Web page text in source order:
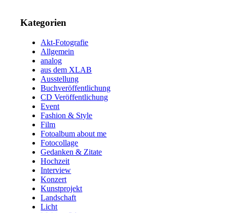
Kategorien
Akt-Fotografie
Allgemein
analog
aus dem XLAB
Ausstellung
Buchveröffentlichung
CD Veröffentlichung
Event
Fashion & Style
Film
Fotoalbum about me
Fotocollage
Gedanken & Zitate
Hochzeit
Interview
Konzert
Kunstprojekt
Landschaft
Licht